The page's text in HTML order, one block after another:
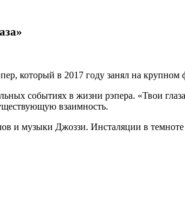
который в 2017 году занял на крупном
событиях в жизни рэпера. «Твои
взаимность.
и музыки Джоззи. Инсталяции в